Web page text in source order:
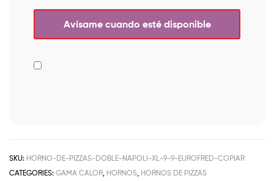
SKU: HORNO-DE-PIZZAS-DOBLE-NAPOLI-XL-9-9-EUROFRED-COPIAR
CATEGORIES: GAMA CALOR, HORNOS, HORNOS DE PIZZAS